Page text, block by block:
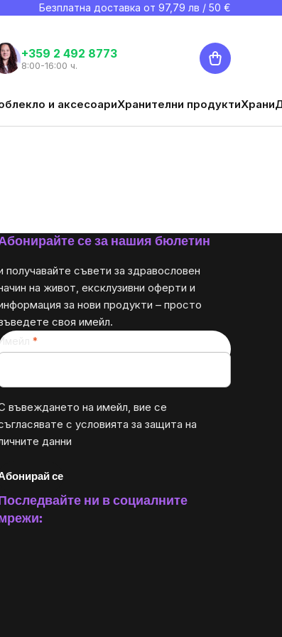
Безплатна доставка от 97,79 лв / 50 €
+359 2 492 8773
8:00-16:00 ч.
Количка
и аксесоариХранителни продуктиХрани
се за нашия бюлетин
получавайте съвети за здравословен
на живот, ексклузивни оферти и
за нови продукти – просто
своя имейл.
въвеждането на имейл, вие се
с условията за защита на
данни
се
ни в социалните